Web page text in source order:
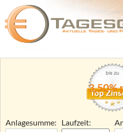
Zum
3,50%
Anlagesumme:
Laufzeit: